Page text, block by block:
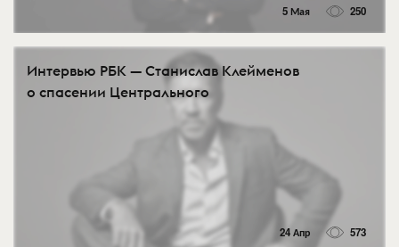
5 Мая 250
Интервью РБК — Станислав Клейменов
о спасении Центрального
24 Апр 573